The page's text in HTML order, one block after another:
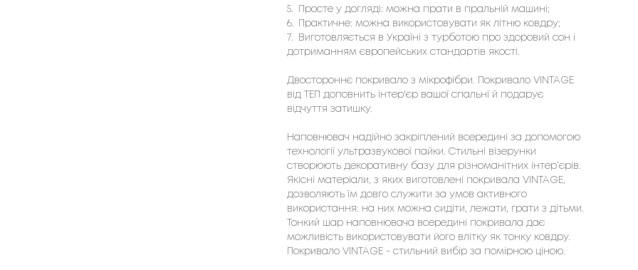
5.
Просте у догляді: можна прати в пральній машині;
6.
Практичне: можна використовувати як літню ковдру;
7.
Виготовляється в Україні з турботою про здоровий сон і
дотриманням європейських стандартів якості.
Двостороннє покривало з мікрофібри. Покривало VINTAGE
від ТЕП доповнить інтер'єр вашої спальні й подарує
відчуття затишку.
Наповнювач надійно закріплений всередині за допомогою
технології ультразвукової пайки. Стильні візерунки
створюють декоративну базу для різноманітних інтер’єрів.
Якісні матеріали, з яких виготовлені покривала VINTAGE,
дозволяють їм довго служити за умов активного
використання: на них можна сидіти, лежати, грати з дітьми.
Тонкий шар наповнювача всередині покривала дає
можливість використовувати його влітку як тонку ковдру.
Покривало VINTAGE - стильний вибір за помірною ціною.